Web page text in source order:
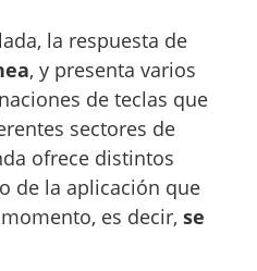
la respuesta de
, y presenta varios
de teclas que
sectores de
ofrece distintos
de la aplicación que
es decir, se